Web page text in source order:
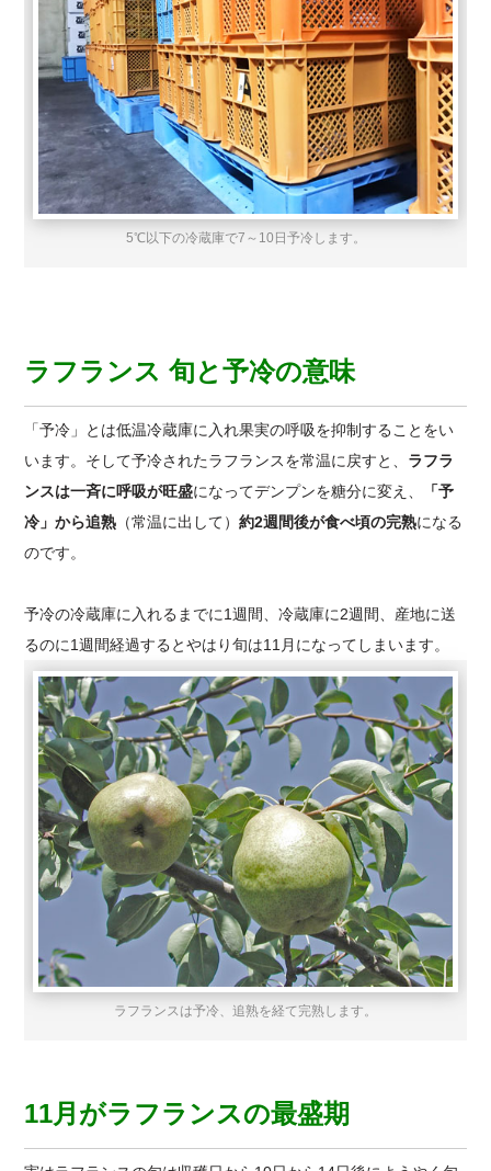
5℃以下の冷蔵庫で7～10日予冷します。
ラフランス 旬と予冷の意味
「予冷」とは低温冷蔵庫に入れ果実の呼吸を抑制することをい
います。そして予冷されたラフランスを常温に戻すと、 ラフラ
ンスは一斉に呼吸が旺盛になってデンプンを糖分に変え、
「予
冷」から追熟 （常温に出して）約2週間後が食べ頃の完熟になる
のです。
予冷の冷蔵庫に入れるまでに1週間、冷蔵庫に2週間、産地に送
るのに1週間経過するとやはり旬は11月になってしまいます。
ラフランスは予冷、追熟を経て完熟します。
11月がラフランスの最盛期